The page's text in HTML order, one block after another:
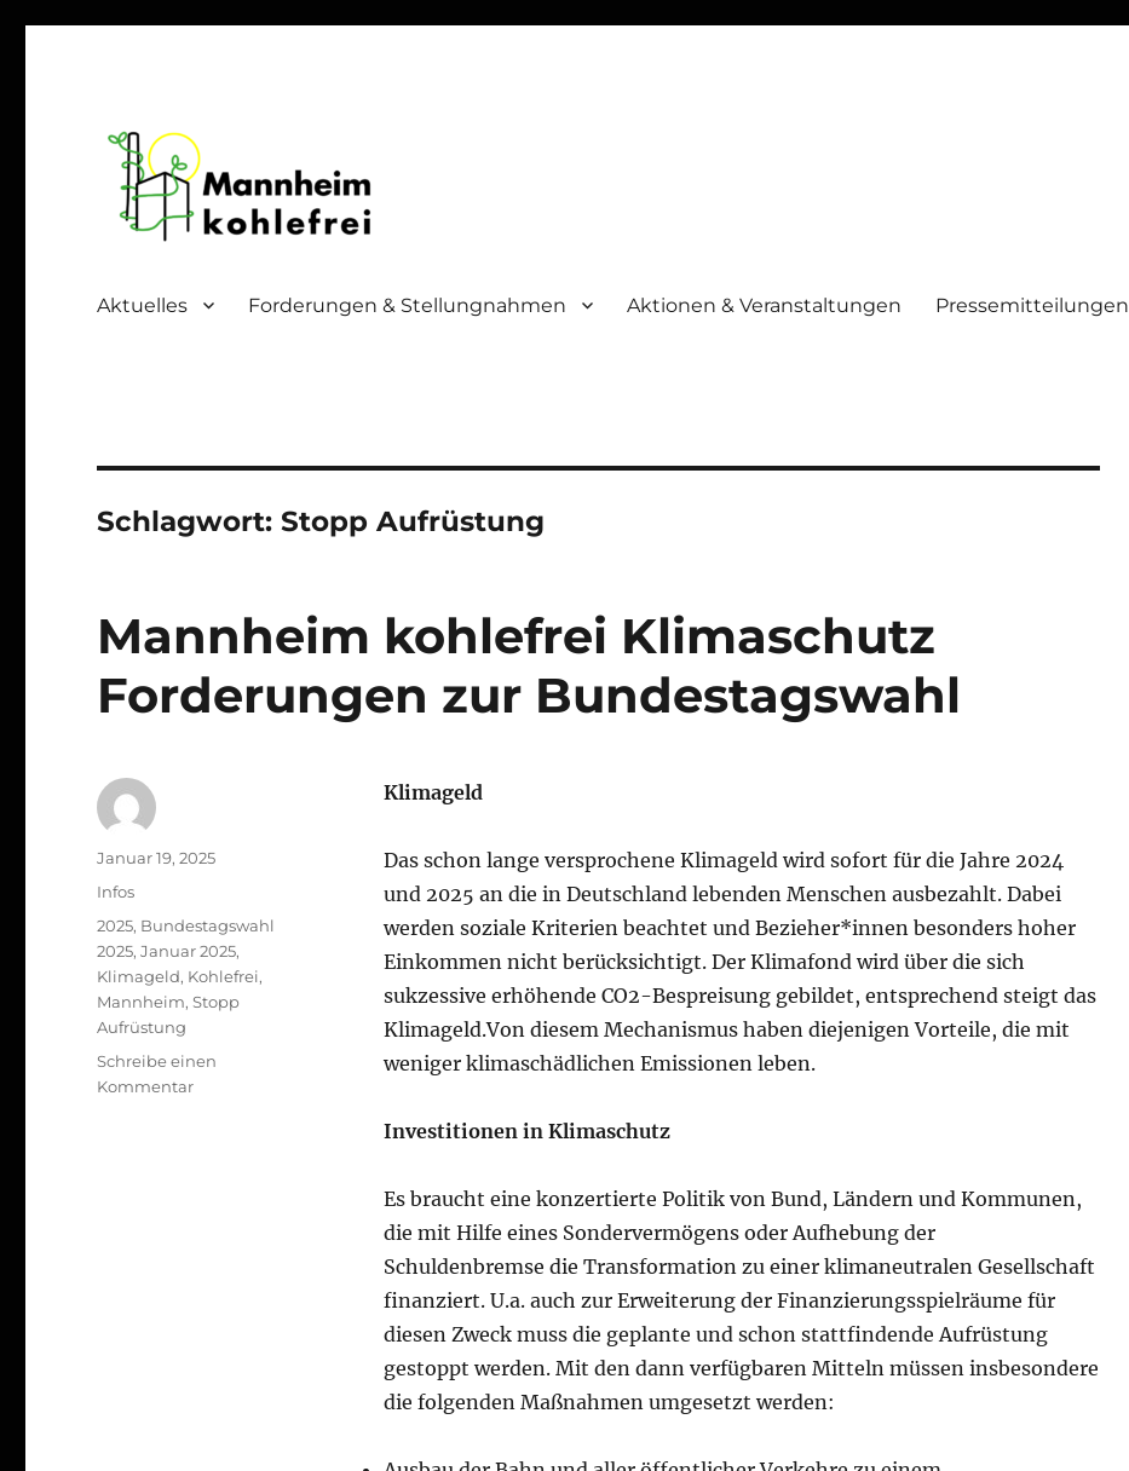
Aktuelles Forderungen & Stellungnahmen Aktionen & Veranstaltungen Pressemitteilungen
Schlagwort:Stopp Aufrüstung
Mannheim kohlefrei Klimaschutz
Forderungen zur Bundestagswahl
Klimageld
Das schon lange versprochene Klimageld wird sofort für die Jahre 2024
und 2025 an die in Deutschland lebenden Menschen ausbezahlt. Dabei
werden soziale Kriterien beachtet und Bezieher*innen besonders hoher
Einkommen nicht berücksichtigt. Der Klimafond wird über die sich
sukzessive erhöhende CO2-Bespreisung gebildet, entsprechend steigt das
Klimageld.Von diesem Mechanismus haben diejenigen Vorteile, die mit
weniger klimaschädlichen Emissionen leben.
Investitionen in Klimaschutz
Es braucht eine konzertierte Politik von Bund, Ländern und Kommunen,
die mit Hilfe eines Sondervermögens oder Aufhebung der
Schuldenbremse die Transformation zu einer klimaneutralen Gesellschaft
finanziert. U.a. auch zur Erweiterung der Finanzierungsspielräume für
diesen Zweck muss die geplante und schon stattfindende Aufrüstung
gestoppt werden. Mit den dann verfügbaren Mitteln müssen insbesondere
die folgenden Maßnahmen umgesetzt werden:
Autor
Veröffentlicht
am
Januar 19, 2025
Kategorien
Infos
Schlagwörter
2025, Bundestagswahl
2025,Januar 2025,
Klimageld, Kohlefrei,
Mannheim,Stopp
Aufrüstung
Schreibe einen
Kommentarzu